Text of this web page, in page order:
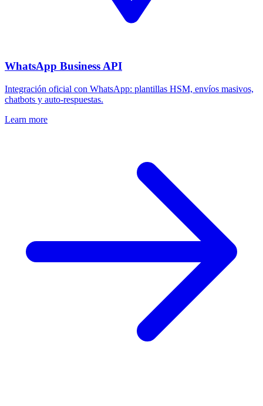
WhatsApp Business API
Integración oficial con WhatsApp: plantillas HSM, envíos masivos,
chatbots y auto-respuestas.
Learn more